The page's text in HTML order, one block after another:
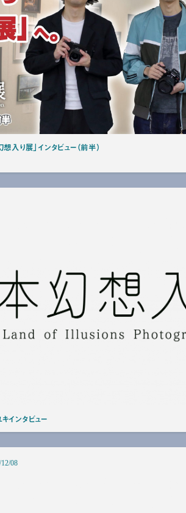
入り展」インタビュー（前半）
インタビュー
08